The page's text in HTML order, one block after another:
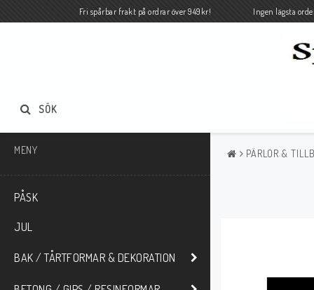
Fri spårbar frakt på ordrar över 949kr! Ingen lägsta
SÖK
MENY
PÅSK
JUL
BAK / TÅRTFORMAR & DEKORATION
PÄRLOR &